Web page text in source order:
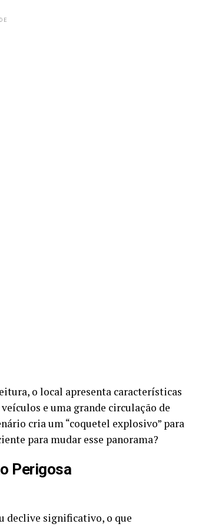
o local apresenta características
e uma grande circulação de
cria um “coquetel explosivo” para
para mudar esse panorama?
Perigosa
declive significativo, o que